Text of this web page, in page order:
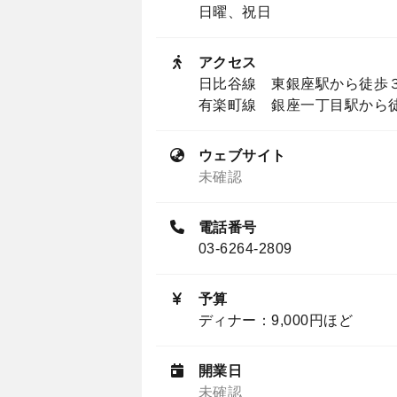
日曜、祝日
アクセス
日比谷線 東銀座駅から徒歩
有楽町線 銀座一丁目駅から
ウェブサイト
未確認
電話番号
03-6264-2809
予算
ディナー：9,000円ほど
開業日
未確認